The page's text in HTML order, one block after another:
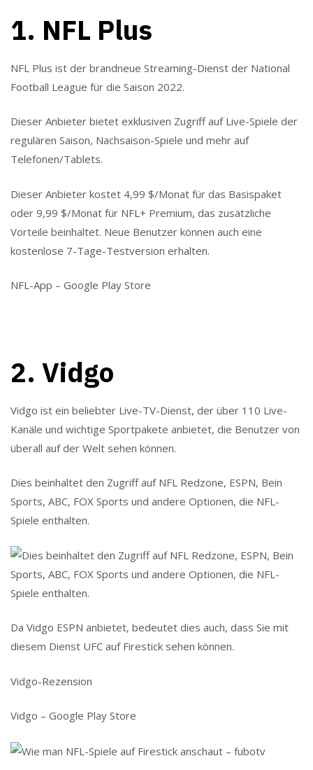
1. NFL Plus
NFL Plus ist der brandneue Streaming-Dienst der National
Football League für die Saison 2022.
Dieser Anbieter bietet exklusiven Zugriff auf Live-Spiele der
regulären Saison, Nachsaison-Spiele und mehr auf
Telefonen/Tablets.
Dieser Anbieter kostet 4,99 $/Monat für das Basispaket
oder 9,99 $/Monat für NFL+ Premium, das zusätzliche
Vorteile beinhaltet. Neue Benutzer können auch eine
kostenlose 7-Tage-Testversion erhalten.
NFL-App – Google Play Store
2. Vidgo
Vidgo ist ein beliebter Live-TV-Dienst, der über 110 Live-
Kanäle und wichtige Sportpakete anbietet, die Benutzer von
überall auf der Welt sehen können.
Dies beinhaltet den Zugriff auf NFL Redzone, ESPN, Bein
Sports, ABC, FOX Sports und andere Optionen, die NFL-
Spiele enthalten.
Da Vidgo ESPN anbietet, bedeutet dies auch, dass Sie mit
diesem Dienst UFC auf Firestick sehen können.
Vidgo-Rezension
Vidgo – Google Play Store